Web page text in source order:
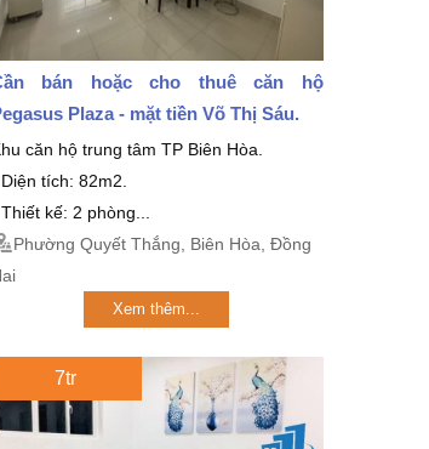
bán hoặc cho thuê căn hộ
Plaza - mặt tiền Võ Thị Sáu.
căn hộ trung tâm TP Biên Hòa.
tích: 82m2.
kế: 2 phòng...
Phường Quyết Thắng, Biên Hòa, Đồng
Xem thêm...
7tr